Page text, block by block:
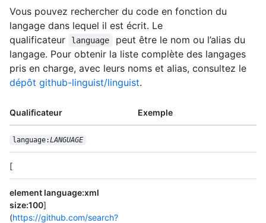
Vous pouvez rechercher du code en fonction du
langage dans lequel il est écrit. Le
qualificateur
language
peut être le nom ou l’alias du
langage. Pour obtenir la liste complète des langages
pris en charge, avec leurs noms et alias, consultez le
dépôt github-linguist/linguist.
Qualificateur Exemple
language:LANGUAGE
[
element language:xml
size:100]
(https://github.com/search?